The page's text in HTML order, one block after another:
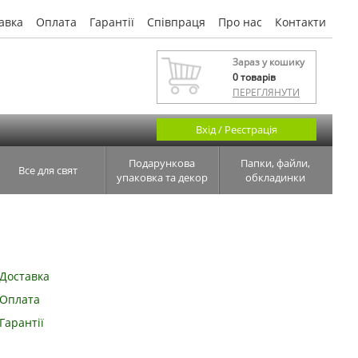
Оплата Гарантії Співпраця Про нас Контакти
Зараз у кошику
0товарів
ПЕРЕГЛЯНУТИ
Вхід / Реєстрація
Все для свят
Подарункова
упаковка та декор
Папки, файли,
обкладинки
Доставка
Оплата
Гарантії